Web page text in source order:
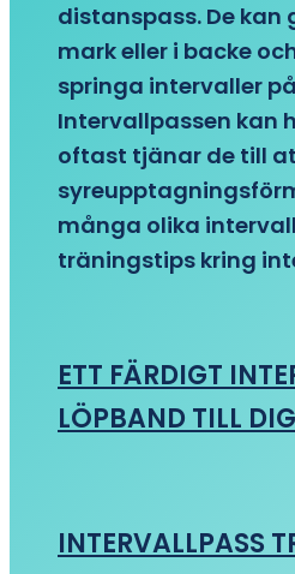
distanspass. De
mark eller i backe
springa intervaller
Intervallpassen kan
oftast tjänar de till
många olika
träningstips kring
ETT FÄRDIGT
LÖPBAND TILL
INTERVALLPASS